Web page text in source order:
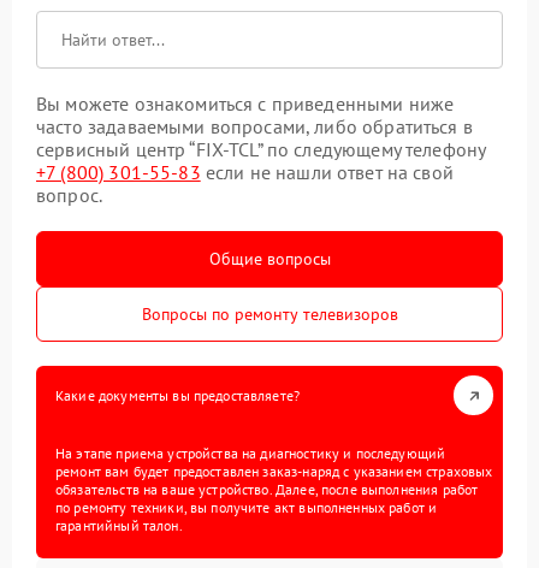
Вы можете ознакомиться с приведенными ниже
часто задаваемыми вопросами, либо обратиться в
сервисный центр “FIX-TCL” по следующему телефону
+7 (800) 301-55-83 если не нашли ответ на свой
вопрос.
Общие вопросы
Вопросы по ремонту телевизоров
Какие документы вы предоставляете?
На этапе приема устройства на диагностику и последующий
ремонт вам будет предоставлен заказ-наряд с указанием страховых
обязательств на ваше устройство. Далее, после выполнения работ
по ремонту техники, вы получите акт выполненных работ и
гарантийный талон.